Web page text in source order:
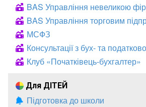
BAS Управління невеликою
BAS Управління торговим
МСФЗ
Консультації з бух- та
Клуб «Початківець-бухгалтер»
Для ДІТЕЙ
Підготовка до школи